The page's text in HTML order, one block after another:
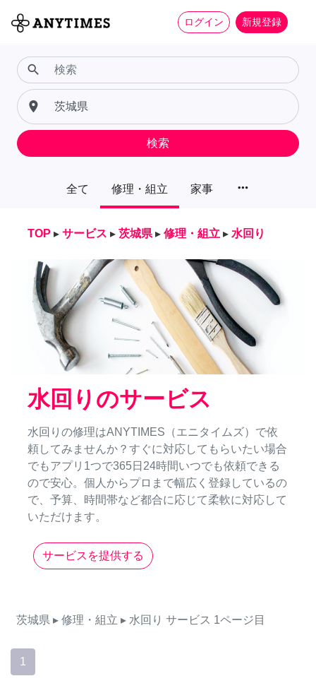
ログイン 新規登録
全て 修理・組立 家事 more_horiz
search
place
検索
TOP ▸ サービス ▸ 茨城県 ▸ 修理・組立 ▸ 水回り
水回りのサービス
水回りの修理はANYTIMES（エニタイムズ）で依
頼してみませんか？すぐに対応してもらいたい場合
でもアプリ1つで365日24時間いつでも依頼できる
ので安心。個人からプロまで幅広く登録しているの
で、予算、時間帯など都合に応じて柔軟に対応して
いただけます。
サービスを提供する
茨城県 ▸ 修理・組立 ▸ 水回り サービス 1ページ目
1